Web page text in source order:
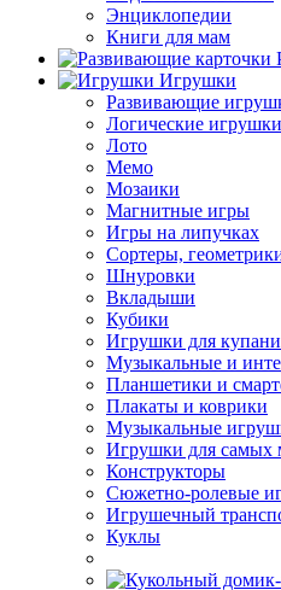
Энциклопедии
Книги для мам
Игрушки
Развивающие
Логические игрушки
Лото
Мемо
Мозаики
Магнитные игры
Игры на липучках
Сортеры,
Шнуровки
Вкладыши
Кубики
Игрушки для
Музыкальные и
Планшетики и
Плакаты и коврики
Музыкальные
Игрушки для самых
Конструкторы
Сюжетно-ролевые
Игрушечный
Куклы